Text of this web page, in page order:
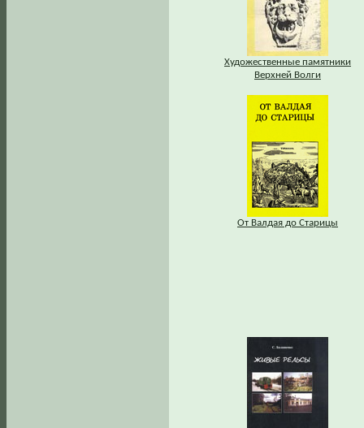
Художественные памятники
Верхней Волги
От Валдая до Старицы